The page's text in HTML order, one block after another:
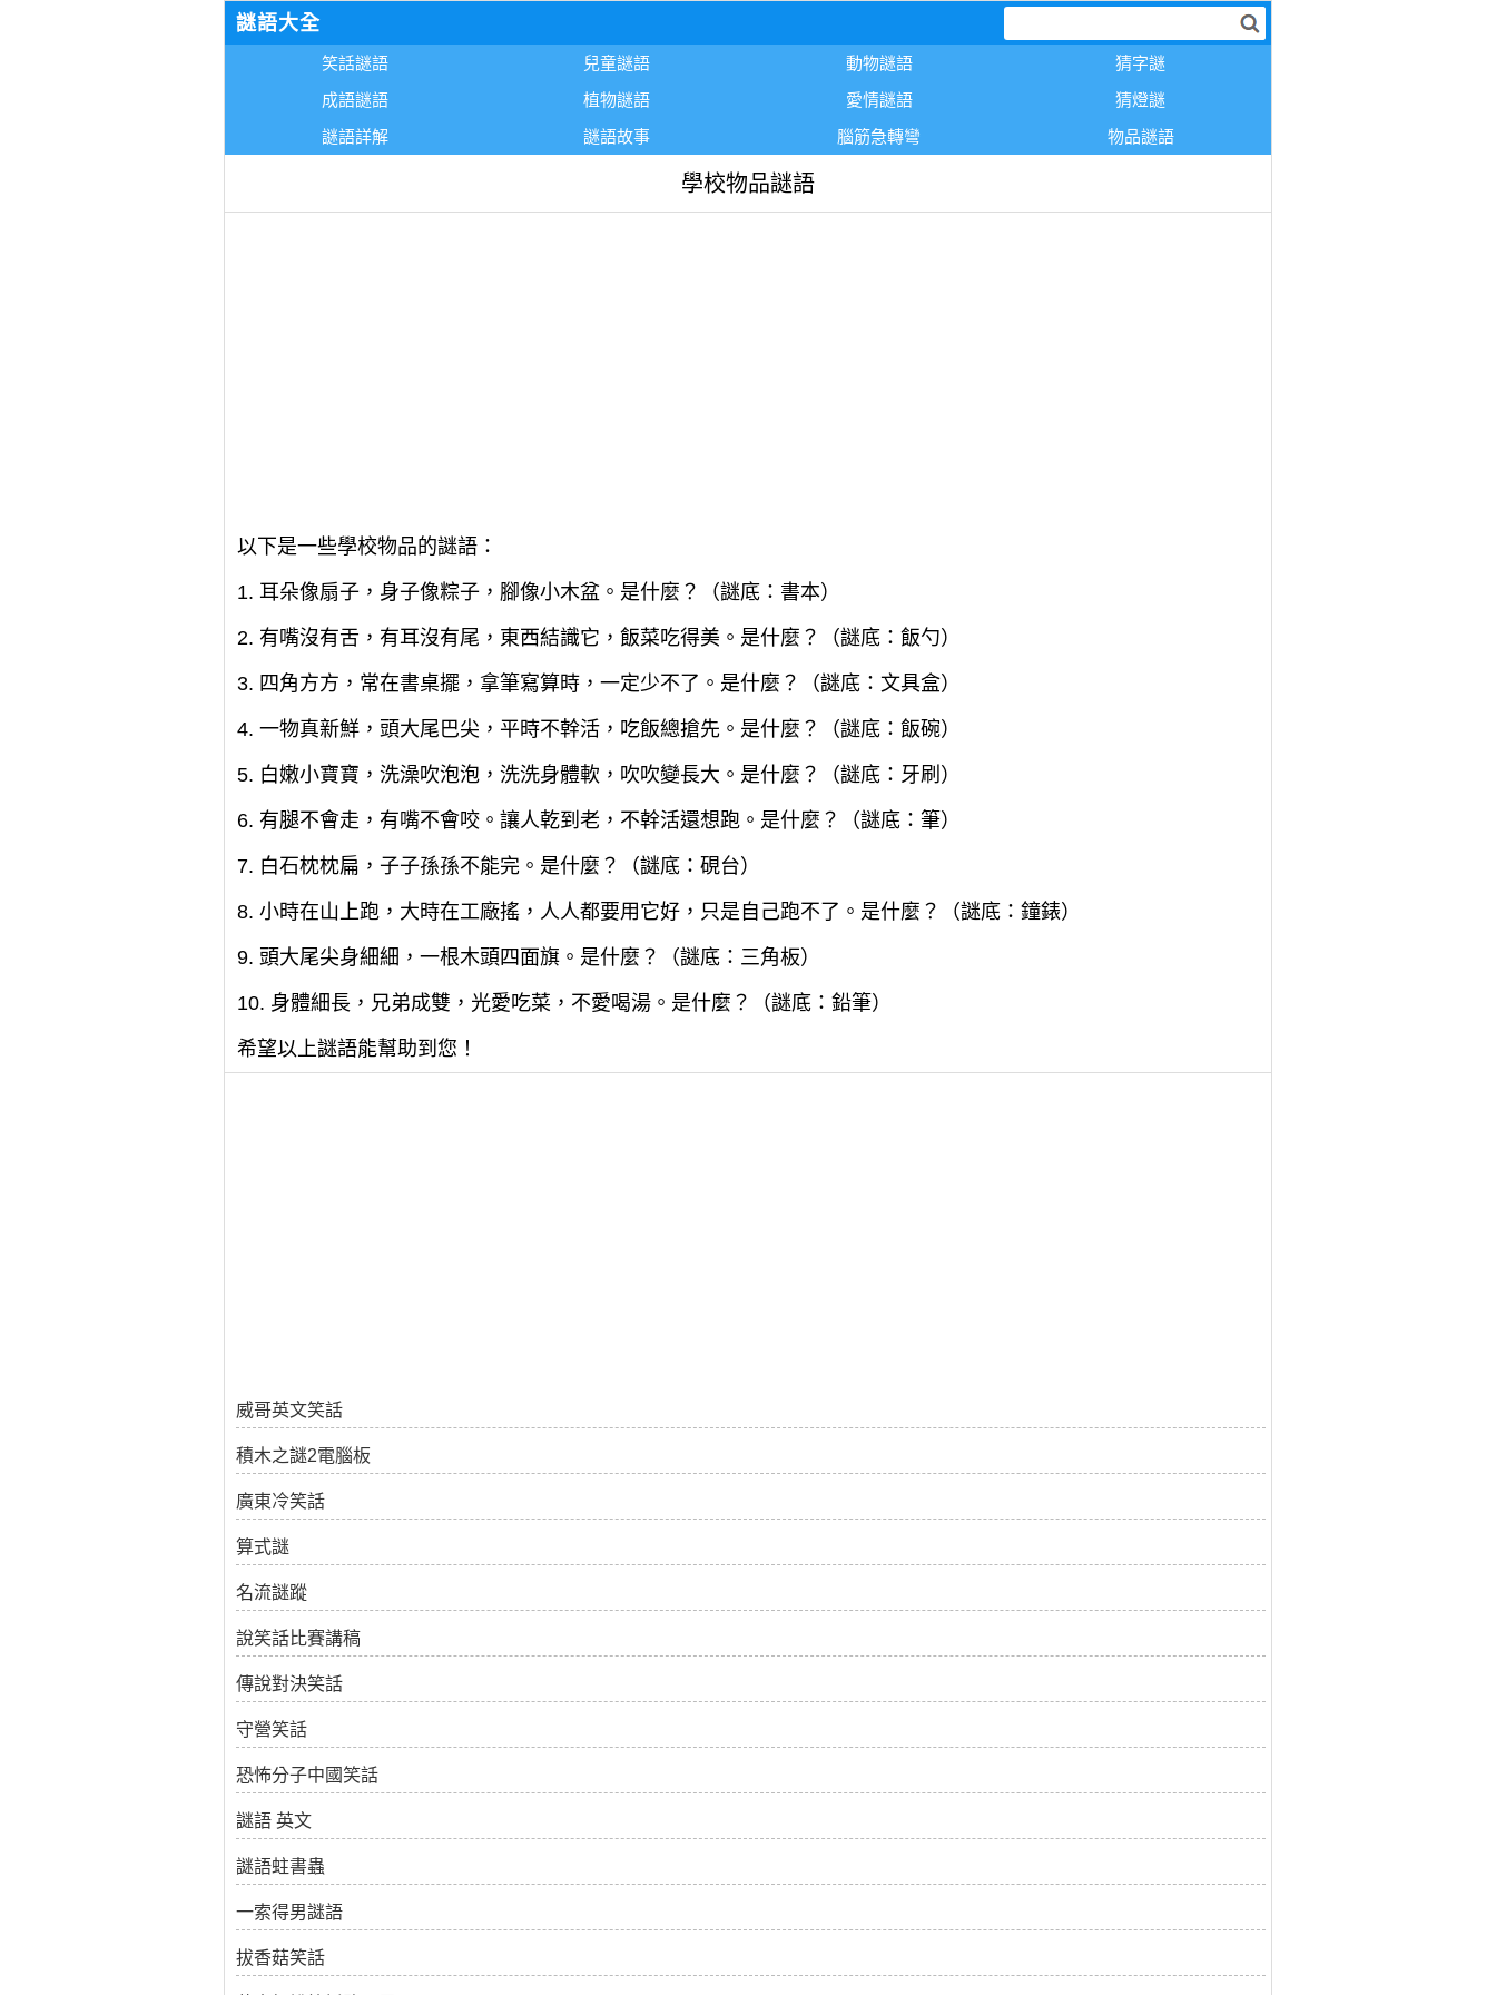
謎語大全
笑話謎語 兒童謎語 動物謎語
猜字謎
成語謎語
植物謎語 愛情謎語
猜燈謎
謎語詳解
謎語故事 腦筋急轉彎 物品謎語
學校物品謎語
以下是一些學校物品的謎語：
1. 耳朵像扇子，身子像粽子，腳像小木盆。是什麼？（謎底：書本）
2. 有嘴沒有舌，有耳沒有尾，東西結識它，飯菜吃得美。是什麼？（謎底：飯勺）
3. 四角方方，常在書桌擺，拿筆寫算時，一定少不了。是什麼？（謎底：文具盒）
4. 一物真新鮮，頭大尾巴尖，平時不幹活，吃飯總搶先。是什麼？（謎底：飯碗）
5. 白嫩小寶寶，洗澡吹泡泡，洗洗身體軟，吹吹變長大。是什麼？（謎底：牙刷）
6. 有腿不會走，有嘴不會咬。讓人乾到老，不幹活還想跑。是什麼？（謎底：筆）
7. 白石枕枕扁，子子孫孫不能完。是什麼？（謎底：硯台）
8. 小時在山上跑，大時在工廠搖，人人都要用它好，只是自己跑不了。是什麼？（謎底：鐘錶）
9. 頭大尾尖身細細，一根木頭四面旗。是什麼？（謎底：三角板）
10. 身體細長，兄弟成雙，光愛吃菜，不愛喝湯。是什麼？（謎底：鉛筆）
希望以上謎語能幫助到您！
威哥英文笑話
積木之謎2電腦板
廣東冷笑話
算式謎
名流謎蹤
說笑話比賽講稿
傳說對決笑話
守營笑話
恐怖分子中國笑話
謎語 英文
謎語蛀書蟲
一索得男謎語
拔香菇笑話